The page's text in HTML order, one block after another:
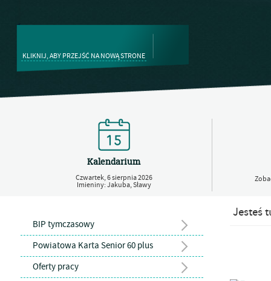
KLIKNIJ, ABY PRZEJŚĆ NA NOWĄ STRONE
Kalendarium
Czwartek,6sierpnia2026
Imieniny: Jakuba, Sławy
BIP tymczasowy
Powiatowa Karta Senior 60 plus
Oferty pracy
Jesteś